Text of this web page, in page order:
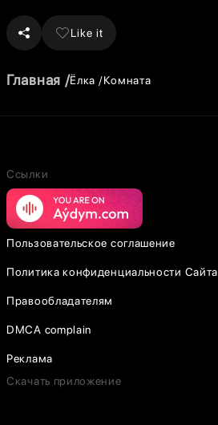
Like it
Главная Ёлка Комната
Ссылки
Пользовательское соглашение
Политика конфиденциальности Сайта
Правообладателям
DMCA complain
Реклама
Скачать приложение